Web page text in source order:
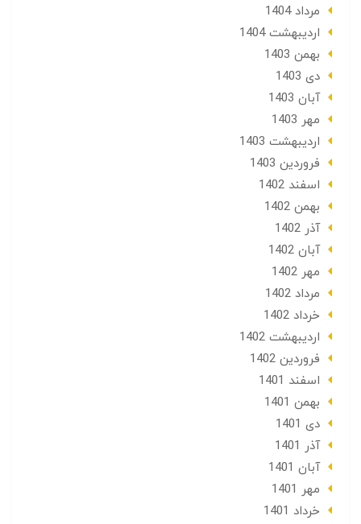
مرداد 1404
ارديبهشت 1404
بهمن 1403
دی 1403
آبان 1403
مهر 1403
ارديبهشت 1403
فروردین 1403
اسفند 1402
بهمن 1402
آذر 1402
آبان 1402
مهر 1402
مرداد 1402
خرداد 1402
ارديبهشت 1402
فروردین 1402
اسفند 1401
بهمن 1401
دی 1401
آذر 1401
آبان 1401
مهر 1401
خرداد 1401